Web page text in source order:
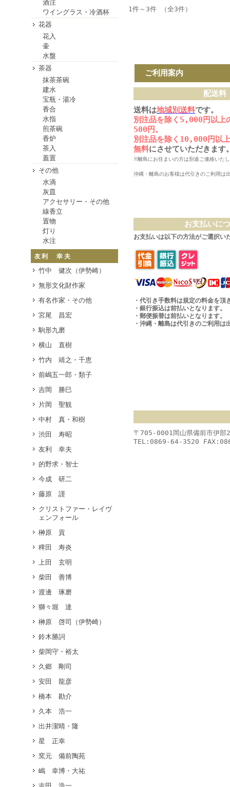
酒注
ワイングラス・冷酒杯
花器
花入
壷
水盤
茶器
抹茶茶碗
建水
宝瓶・湯冷
香合
水指
煎茶碗
香炉
茶入
蓋置
その他
水滴
灰皿
アクセサリー・その他
線香立
置物
灯り
水注
友利 幸夫
竹中 健次（伊勢崎）
無形文化財作家
有名作家・その他
宮尾 昌宏
駒形九磨
横山 直樹
竹内 靖之・千恵
前嶋五一郎・類子
吉岡 勝巳
片岡 聖観
中村 真・和樹
渋田 寿昭
友利 幸夫
的野求・智士
今成 研二
藤原 謹
クリストファー・レイヴ
ェンフォール
榊原 貢
稗田 寿炎
上田 玄明
柴田 善博
渡邊 琢磨
獅々堀 達
榊原 啓司（伊勢崎）
鈴木勝詞
柴岡守・裕太
久郷 剛司
安田 龍彦
橋本 勘介
久本 浩一
出井潔晴・隆
星 正幸
窯元 備前陶苑
嶋 幸博・大祐
1件～3件 （全3件）
ご利用案内
配送料
送料は地域別送料です。
別注品を除く5,000円以上
500円。
別注品を除く10,000円以
無料にさせていただきます
※離島にお住まいの方は別途ご連絡いた
沖縄・離島のお客様は代引きのご利用は
お支払いに
お支払いは以下の方法がご選択い
・代引き手数料は規定の料金を頂
・銀行振込は前払いとなります。
・郵便振替は前払いとなります。
・沖縄・離島は代引きのご利用は
〒705-0001岡山県備前市伊
TEL:0869-64-3520